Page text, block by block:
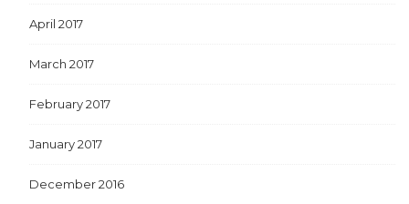
April 2017
March 2017
February 2017
January 2017
December 2016